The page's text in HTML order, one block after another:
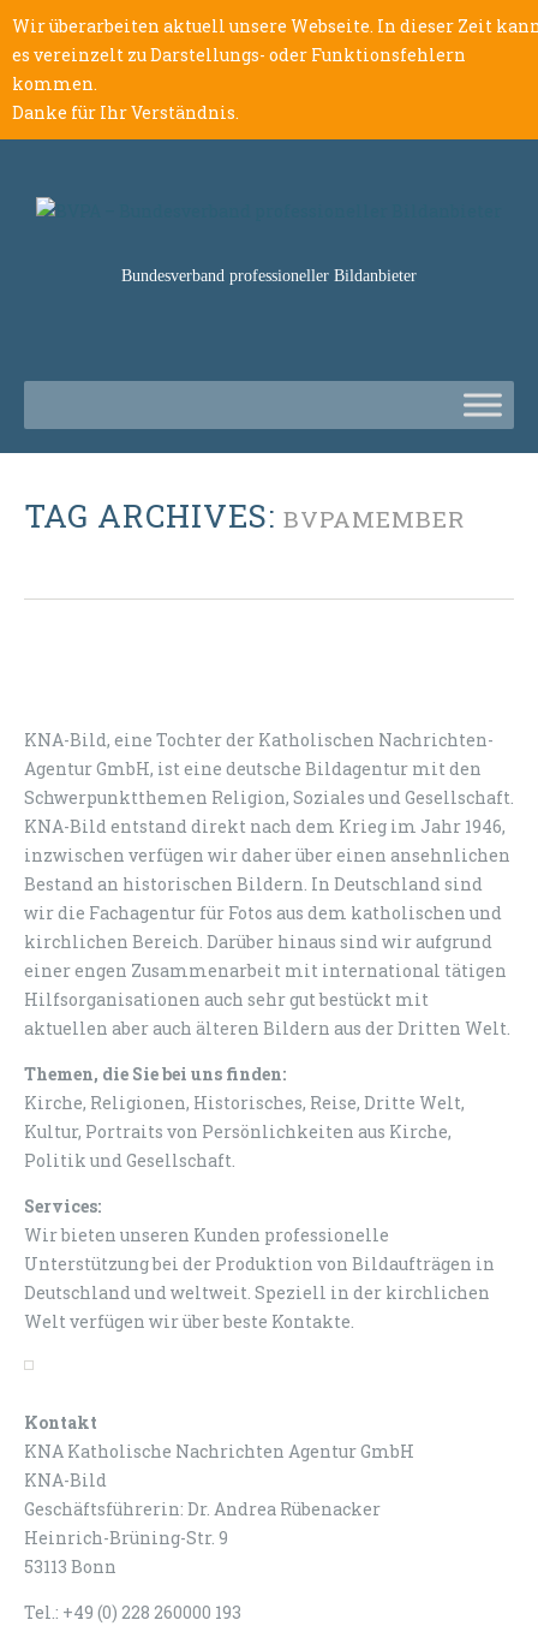
Wir überarbeiten aktuell unsere Webseite. In dieser Zeit
es vereinzelt zu Darstellungs- oder Funktionsfehlern
kommen.
Danke für Ihr Verständnis.
Bundesverband professioneller Bildanbieter
TAG ARCHIVES: BVPAMEMBER
KNA-Bild, eine Tochter der Katholischen Nachrichten-
Agentur GmbH, ist eine deutsche Bildagentur mit den
Schwerpunktthemen Religion, Soziales und Gesellschaft.
KNA-Bild entstand direkt nach dem Krieg im Jahr 1946,
inzwischen verfügen wir daher über einen ansehnlichen
Bestand an historischen Bildern. In Deutschland sind
wir die Fachagentur für Fotos aus dem katholischen und
kirchlichen Bereich. Darüber hinaus sind wir aufgrund
einer engen Zusammenarbeit mit international tätigen
Hilfsorganisationen auch sehr gut bestückt mit
aktuellen aber auch älteren Bildern aus der Dritten Welt.
Themen, die Sie bei uns finden:
Kirche, Religionen, Historisches, Reise, Dritte Welt,
Kultur, Portraits von Persönlichkeiten aus Kirche,
Politik und Gesellschaft.
Services:
Wir bieten unseren Kunden professionelle
Unterstützung bei der Produktion von Bildaufträgen in
Deutschland und weltweit. Speziell in der kirchlichen
Welt verfügen wir über beste Kontakte.
Kontakt
KNA Katholische Nachrichten Agentur GmbH
KNA-Bild
Geschäftsführerin: Dr. Andrea Rübenacker
Heinrich-Brüning-Str. 9
53113 Bonn
Tel.: +49 (0) 228 260000 193